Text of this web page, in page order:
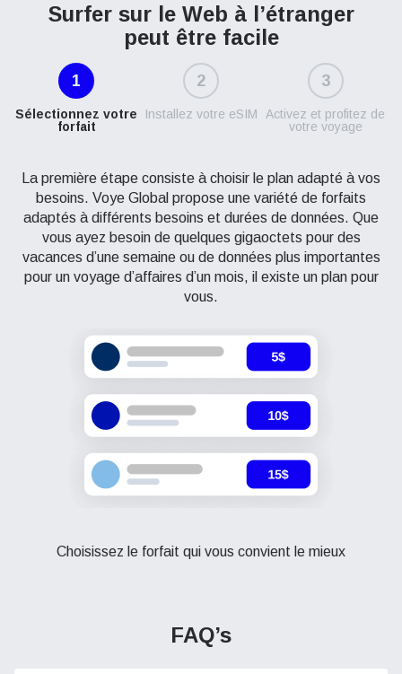
Surfer sur le Web à l’étranger
peut être facile
1
Sélectionnez votre
forfait
2
Installez votre eSIM
3
Activez et profitez de
votre voyage
La première étape consiste à choisir le plan adapté à vos
besoins. Voye Global propose une variété de forfaits
adaptés à différents besoins et durées de données. Que
vous ayez besoin de quelques gigaoctets pour des
vacances d’une semaine ou de données plus importantes
pour un voyage d’affaires d’un mois, il existe un plan pour
vous.
Choisissez le forfait qui vous convient le mieux
FAQ’s